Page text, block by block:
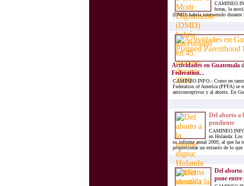
horas, la
(DMD) habría intervenido durante
Actividades en Guatemala
Federation...
CAMINEO.INFO.- Como en
Federation of America (PPFA) se
anticonceptivos y al aborto. En
Del aborto a
pendiente
en Holanda: Los
su informe anual 2009, al que ha
proporcionar un extracto de lo que
Del aborto
pone entre